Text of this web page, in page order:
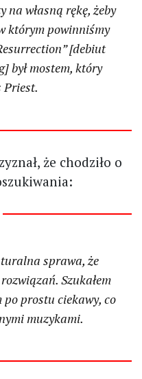
na własną rękę, żeby
którym powinniśmy
[debiut
był mostem, który
Priest.
że chodziło o
sprawa, że
Szukałem
prostu ciekawy, co
muzykami.